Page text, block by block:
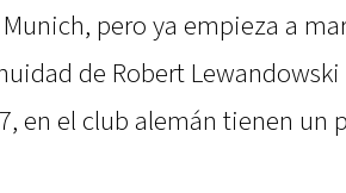
pero ya empieza a
de Robert Lewandowski
en el club alemán tienen un